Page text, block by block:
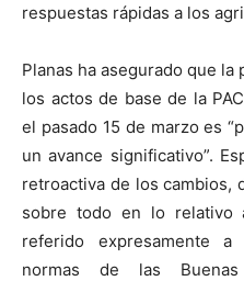
respuestas rápidas a los
Planas ha asegurado que
los actos de base de la
el pasado 15 de marzo es
un avance significativo”.
retroactiva de los cambios,
sobre todo en lo relativo
referido expresamente
normas de las